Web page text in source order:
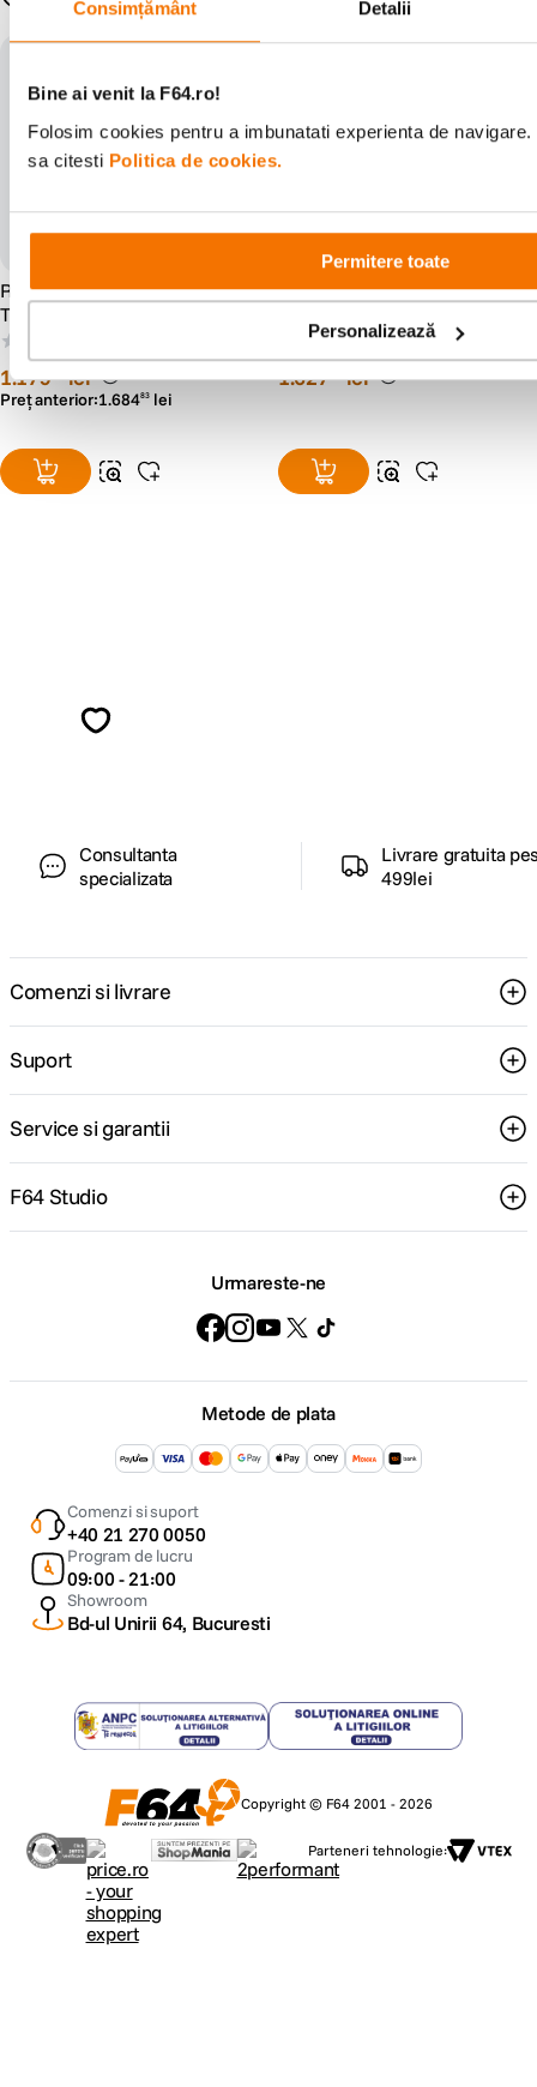
Consimțământ Detalii
Bine ai venit la F64.ro!
Folosim cookies pentru a imbunatati experienta de
sa citesti Politica de cookies.
Permitere toate
Personalizează
Resigilat: Samyang 85mm
T1.5 Sony VDSLR - Cine
Lens - RS125005932-1
1.179 lei
Preț anterior:1.68483 lei
Samyang 8mm T3.8 VDSLR
(0)
1.627 lei
Consultanta
specializata
Livrare gratuita
499lei
Comenzi si livrare
Suport
Service si garantii
F64 Studio
Urmareste-ne
Metode de plata
Comenzi si suport
+40 21 270 0050
Program de lucru
09:00 - 21:00
Showroom
Bd-ul Unirii 64, Bucuresti
Copyright © F64 2001 - 2026
Parteneri tehnologie: